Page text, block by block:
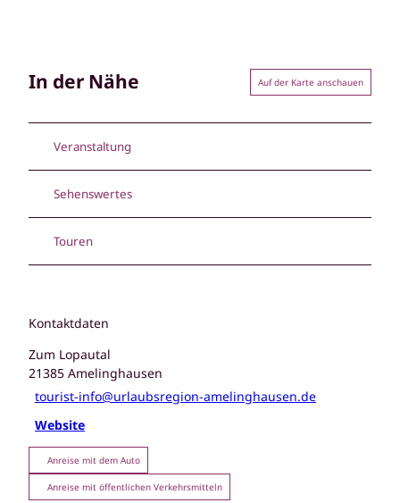
In der Nähe Auf der Karte anschauen
Veranstaltung
Sehenswertes
Touren
Kontaktdaten
Zum Lopautal
21385 Amelinghausen
tourist-info@urlaubsregion-amelinghausen.de
Website
Anreise mit dem Auto
Anreise mit öffentlichen Verkehrsmitteln